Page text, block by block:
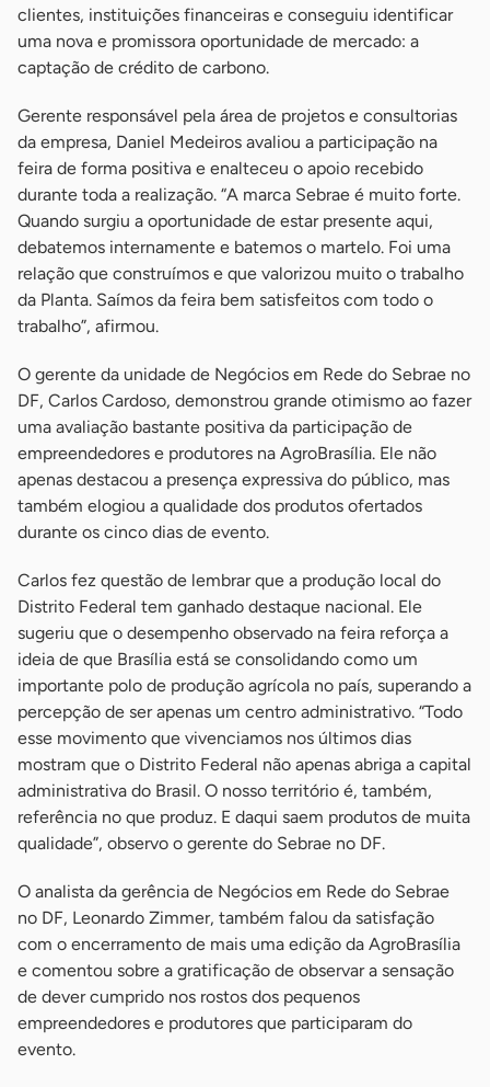
clientes, instituições financeiras e conseguiu identificar
uma nova e promissora oportunidade de mercado: a
captação de crédito de carbono.
Gerente responsável pela área de projetos e consultorias
da empresa, Daniel Medeiros avaliou a participação na
feira de forma positiva e enalteceu o apoio recebido
durante toda a realização. “A marca Sebrae é muito forte.
Quando surgiu a oportunidade de estar presente aqui,
debatemos internamente e batemos o martelo. Foi uma
relação que construímos e que valorizou muito o trabalho
da Planta. Saímos da feira bem satisfeitos com todo o
trabalho”, afirmou.
O gerente da unidade de Negócios em Rede do Sebrae no
DF, Carlos Cardoso, demonstrou grande otimismo ao fazer
uma avaliação bastante positiva da participação de
empreendedores e produtores na AgroBrasília. Ele não
apenas destacou a presença expressiva do público, mas
também elogiou a qualidade dos produtos ofertados
durante os cinco dias de evento.
Carlos fez questão de lembrar que a produção local do
Distrito Federal tem ganhado destaque nacional. Ele
sugeriu que o desempenho observado na feira reforça a
ideia de que Brasília está se consolidando como um
importante polo de produção agrícola no país, superando a
percepção de ser apenas um centro administrativo. “Todo
esse movimento que vivenciamos nos últimos dias
mostram que o Distrito Federal não apenas abriga a capital
administrativa do Brasil. O nosso território é, também,
referência no que produz. E daqui saem produtos de muita
qualidade”, observo o gerente do Sebrae no DF.
O analista da gerência de Negócios em Rede do Sebrae
no DF, Leonardo Zimmer, também falou da satisfação
com o encerramento de mais uma edição da AgroBrasília
e comentou sobre a gratificação de observar a sensação
de dever cumprido nos rostos dos pequenos
empreendedores e produtores que participaram do
evento.